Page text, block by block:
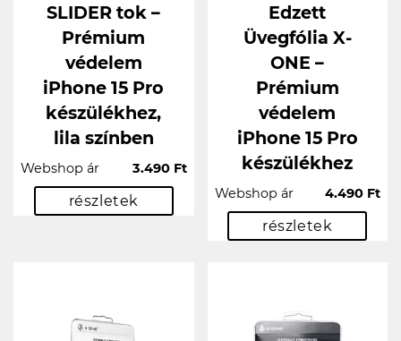
SLIDER tok –
Prémium
védelem
iPhone 15 Pro
készülékhez,
lila színben
Webshop ár 3.490 Ft
részletek
Edzett
Üvegfólia X-
ONE –
Prémium
védelem
iPhone 15 Pro
készülékhez
Webshop ár 4.490 Ft
részletek